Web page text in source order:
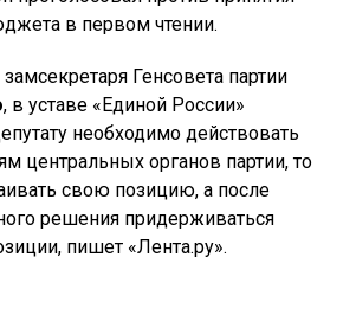
в первом чтении.
Генсовета партии
, в уставе «Единой России»
необходимо действовать
центральных органов партии, то
свою позицию, а после
решения придерживаться
пишет «Лента.ру».